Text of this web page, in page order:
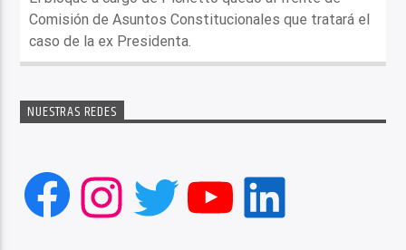
Comisión de Asuntos Constitucionales que tratará el
caso de la ex Presidenta.
NUESTRAS REDES
Facebook
Instagram
Twitter
YouTube
LinkedIn